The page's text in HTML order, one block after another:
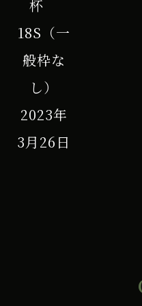
杯
18S（一
般枠な
し）
2023年
3月26日